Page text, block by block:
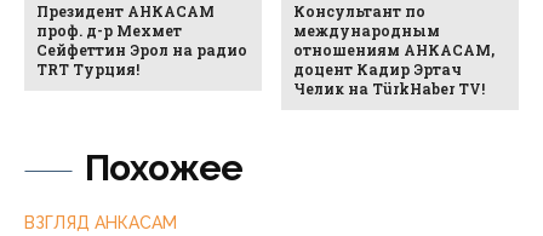
Похожее
ВЗГЛЯД АНКАСАМ
Президент АНКАСАМ
проф. д-р Мехмет
Сейфеттин Эрол на радио
TRT Турция!
Консультант по
международным
отношениям АНКАСАМ,
доцент Кадир Эртач
Челик на TürkHaber TV!